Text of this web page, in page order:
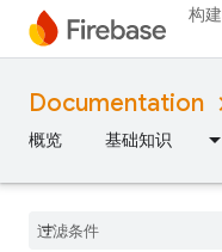
构建
Documentation
概览 基础知识